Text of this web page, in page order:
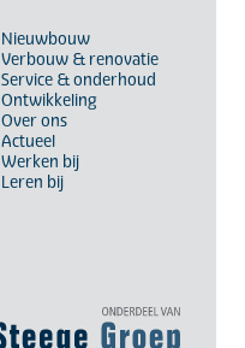
Nieuwbouw
Verbouw & renovatie
Service & onderhoud
Ontwikkeling
Over ons
Actueel
Werken bij
Leren bij